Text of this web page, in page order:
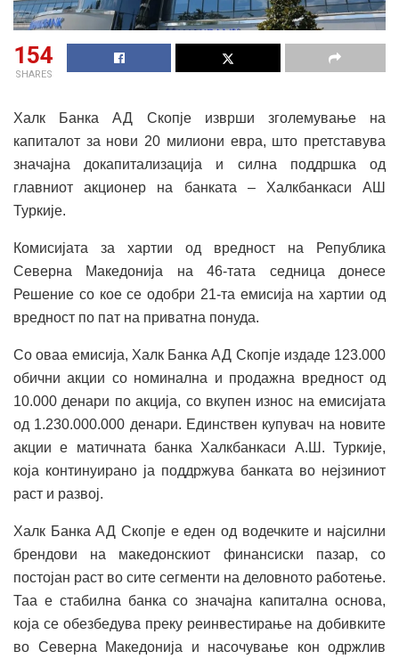
154
SHARES
Халк Банка АД Скопје изврши зголемување на
капиталот за нови 20 милиони евра, што претставува
значајна докапитализација и силна поддршка од
главниот акционер на банката – Халкбанкаси АШ
Туркије.
Комисијата за хартии од вредност на Република
Северна Македонија на 46-тата седница донесе
Решение со кое се одобри 21-та емисија на хартии од
вредност по пат на приватна понуда.
Со оваа емисија, Халк Банка АД Скопје издаде 123.000
обични акции со номинална и продажна вредност од
10.000 денари по акција, со вкупен износ на емисијата
од 1.230.000.000 денари. Единствен купувач на новите
акции е матичната банка Халкбанкаси А.Ш. Туркије,
која континуирано ја поддржува банката во нејзиниот
раст и развој.
Халк Банка АД Скопје е еден од водечките и најсилни
брендови на македонскиот финансиски пазар, со
постојан раст во сите сегменти на деловното работење.
Таа е стабилна банка со значајна капитална основа,
која се обезбедува преку реинвестирање на добивките
во Северна Македонија и насочување кон одржлив